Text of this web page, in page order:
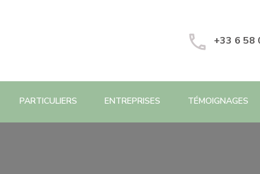
+33 6 58
PARTICULIERS ENTREPRISES TÉMOIGNAGES